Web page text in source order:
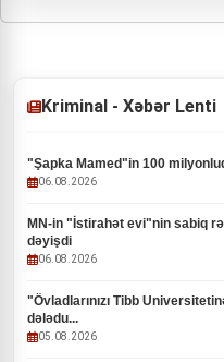
Kriminal - Xəbər Lenti
"Şapka Mamed"in 100
06.08.2026
MN-in "İstirahət evi"nin sabiq
dəyişdi
06.08.2026
"Övladlarınızı Tibb
dələdu...
05.08.2026